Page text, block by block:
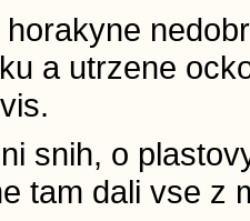
a utrzene
snih, o
tam dali vse z